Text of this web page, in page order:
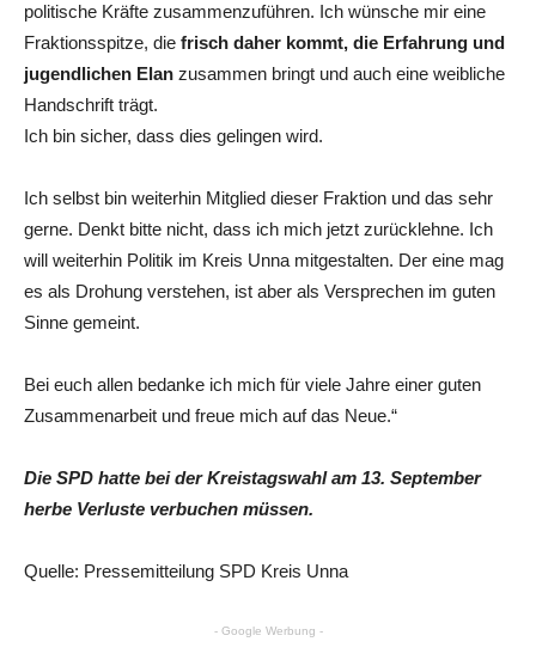
politische Kräfte zusammenzuführen. Ich wünsche mir eine
Fraktionsspitze, die frisch daher kommt, die Erfahrung und
jugendlichen Elan zusammen bringt und auch eine weibliche
Handschrift trägt.
Ich bin sicher, dass dies gelingen wird.
Ich selbst bin weiterhin Mitglied dieser Fraktion und das sehr
gerne. Denkt bitte nicht, dass ich mich jetzt zurücklehne. Ich
will weiterhin Politik im Kreis Unna mitgestalten. Der eine mag
es als Drohung verstehen, ist aber als Versprechen im guten
Sinne gemeint.
Bei euch allen bedanke ich mich für viele Jahre einer guten
Zusammenarbeit und freue mich auf das Neue.“
Die SPD hatte bei der Kreistagswahl am 13. September
herbe Verluste verbuchen müssen.
Quelle: Pressemitteilung SPD Kreis Unna
- Google Werbung -